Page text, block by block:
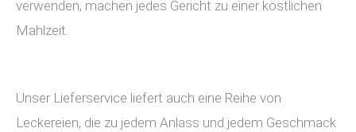
verwenden, machen jedes Gericht zu einer köstlichen
Mahlzeit.
Unser Lieferservice liefert auch eine Reihe von
Leckereien, die zu jedem Anlass und jedem Geschmack